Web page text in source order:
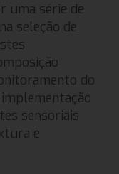
uma série de
seleção de
do
sensoriais
e